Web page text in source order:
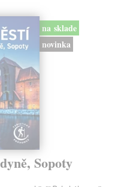
na sklade
novinka
Sopoty